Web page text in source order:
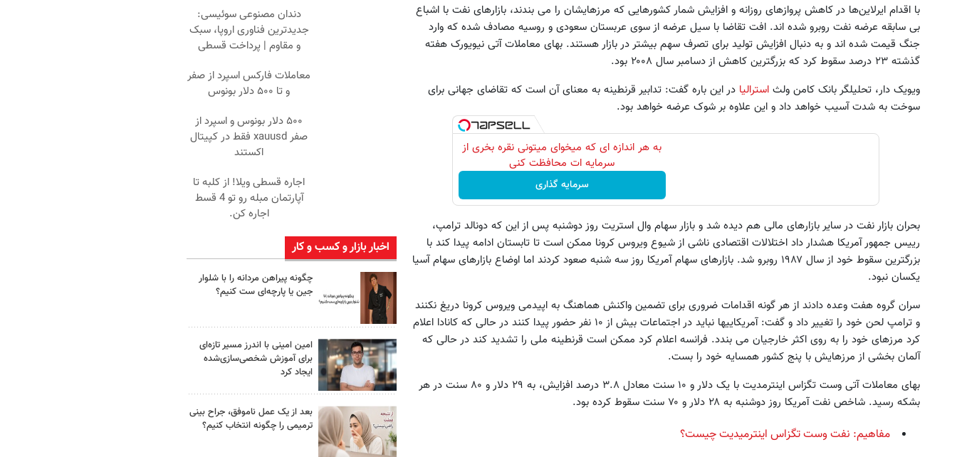
با اقدام ایرلاین‌ها در کاهش پروازهای روزانه و افزایش شمار کشورهایی که مرزهایشان را می بندند، بازارهای نفت با اشباع
بی سابقه عرضه نفت روبرو شده اند. افت تقاضا با سیل عرضه از سوی عربستان سعودی و روسیه مصادف شده که وارد
جنگ قیمت شده اند و به دنبال افزایش تولید برای تصرف سهم بیشتر در بازار هستند. بهای معاملات آتی نیویورک هفته
گذشته ۲۳ درصد سقوط کرد که بزرگترین کاهش از دسامبر سال ۲۰۰۸ بود.
ویویک دار، تحلیلگر بانک کامن ولث استرالیا در این باره گفت: تدابیر قرنطینه به معنای آن است که تقاضای جهانی برای
سوخت به شدت آسیب خواهد داد و این علاوه بر شوک عرضه خواهد بود.
به هر اندازه ای که میخوای میتونی نقره بخری از
سرمایه ات محافظت کنی
سرمایه گذاری
بحران بازار نفت در سایر بازارهای مالی هم دیده شد و بازار سهام وال استریت روز دوشنبه پس از این که دونالد ترامپ،
رییس جمهور آمریکا هشدار داد اختلالات اقتصادی ناشی از شیوع ویروس کرونا ممکن است تا تابستان ادامه پیدا کند با
بزرگترین سقوط خود از سال ۱۹۸۷ روبرو شد. بازارهای سهام آمریکا روز سه شنبه صعود کردند اما اوضاع بازارهای سهام آسیا
یکسان نبود.
سران گروه هفت وعده دادند از هر گونه اقدامات ضروری برای تضمین واکنش هماهنگ به اپیدمی ویروس کرونا دریغ نکنند
و ترامپ لحن خود را تغییر داد و گفت: آمریکاییها نباید در اجتماعات بیش از ۱۰ نفر حضور پیدا کنند در حالی که کانادا اعلام
کرد مرزهای خود را به روی اکثر خارجیان می بندد. فرانسه اعلام کرد ممکن است قرنطینه ملی را تشدید کند در حالی که
آلمان بخشی از مرزهایش با پنج کشور همسایه خود را بست.
بهای معاملات آتی وست تگزاس اینترمدیت با یک دلار و ۱۰ سنت معادل ۳.۸ درصد افزایش، به ۲۹ دلار و ۸۰ سنت در هر
بشکه رسید. شاخص نفت آمریکا روز دوشنبه به ۲۸ دلار و ۷۰ سنت سقوط کرده بود.
مفاهیم: نفت وست تگزاس اینترمیدیت چیست؟
دندان مصنوعی سوئیسی:
جدیدترین فناوری اروپا، سبک
و مقاوم | پرداخت قسطی
معاملات فارکس اسپرد از صفر
و تا ۵۰۰ دلار بونوس
۵۰۰ دلار بونوس و اسپرد از
صفر xauusd فقط در کپیتال
اکستند
اجاره‌ قسطی ویلا! از کلبه تا
آپارتمان مبله رو تو 4 قسط
اجاره کن.
اخبار بازار و کسب و کار
چگونه پیراهن مردانه را با شلوار
جین یا پارچه‌ای ست کنیم؟
امین امینی با اندرز مسیر تازه‌ای
برای آموزش شخصی‌سازی‌شده
ایجاد کرد
بعد از یک عمل ناموفق، جراح بینی
ترمیمی را چگونه انتخاب کنیم؟